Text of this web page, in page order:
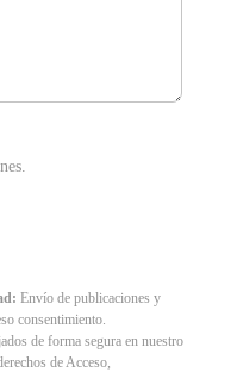
Envío de publicaciones y
consentimiento.
de forma segura en nuestro
de Acceso,